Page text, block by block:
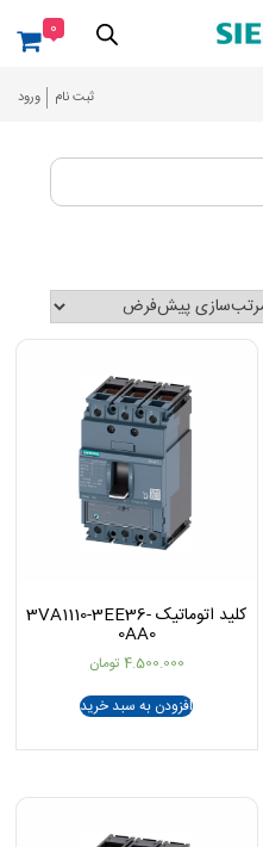
ثبت نام ورود
0
کلید اتوماتیک 3VA1110-3EE36-
0AA0
4.500.000 تومان
افزودن به سبد خرید